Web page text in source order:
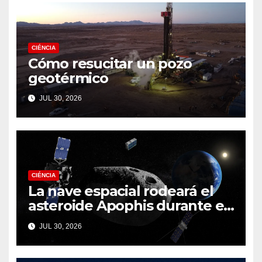
CIÉNCIA
Cómo resucitar un pozo
geotérmico
JUL 30, 2026
CIÉNCIA
La nave espacial rodeará el
asteroide Apophis durante el
fatídico sobrevuelo de la
Tierra en 2029
JUL 30, 2026